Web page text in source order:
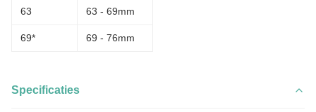
63 63 - 69mm
69* 69 - 76mm
Specificaties